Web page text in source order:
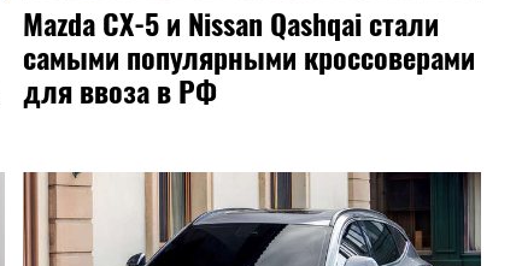
Mazda CX-5 и Nissan Qashqai стали
самыми популярными кроссоверами
для ввоза в РФ